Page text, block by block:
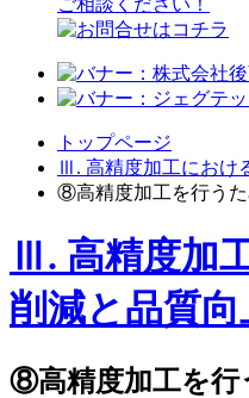
トップページ
Ⅲ. 高精度加工におけ
⑧高精度加工を行うた
Ⅲ. 高精度加
削減と品質
⑧高精度加工を行